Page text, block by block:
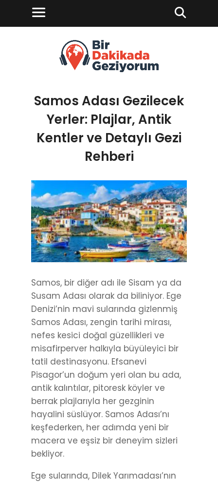
Samos Adası Gezilecek
Yerler: Plajlar, Antik
Kentler ve Detaylı Gezi
Rehberi
Samos, bir diğer adı ile Sisam ya da
Susam Adası olarak da biliniyor. Ege
Denizi’nin mavi sularında gizlenmiş
Samos Adası, zengin tarihi mirası,
nefes kesici doğal güzellikleri ve
misafirperver halkıyla büyüleyici bir
tatil destinasyonu. Efsanevi
Pisagor’un doğum yeri olan bu ada,
antik kalıntılar, pitoresk köyler ve
berrak plajlarıyla her gezginin
hayalini süslüyor. Samos Adası’nı
keşfederken, her adımda yeni bir
macera ve eşsiz bir deneyim sizleri
bekliyor.
Ege sularında, Dilek Yarımadası’nın